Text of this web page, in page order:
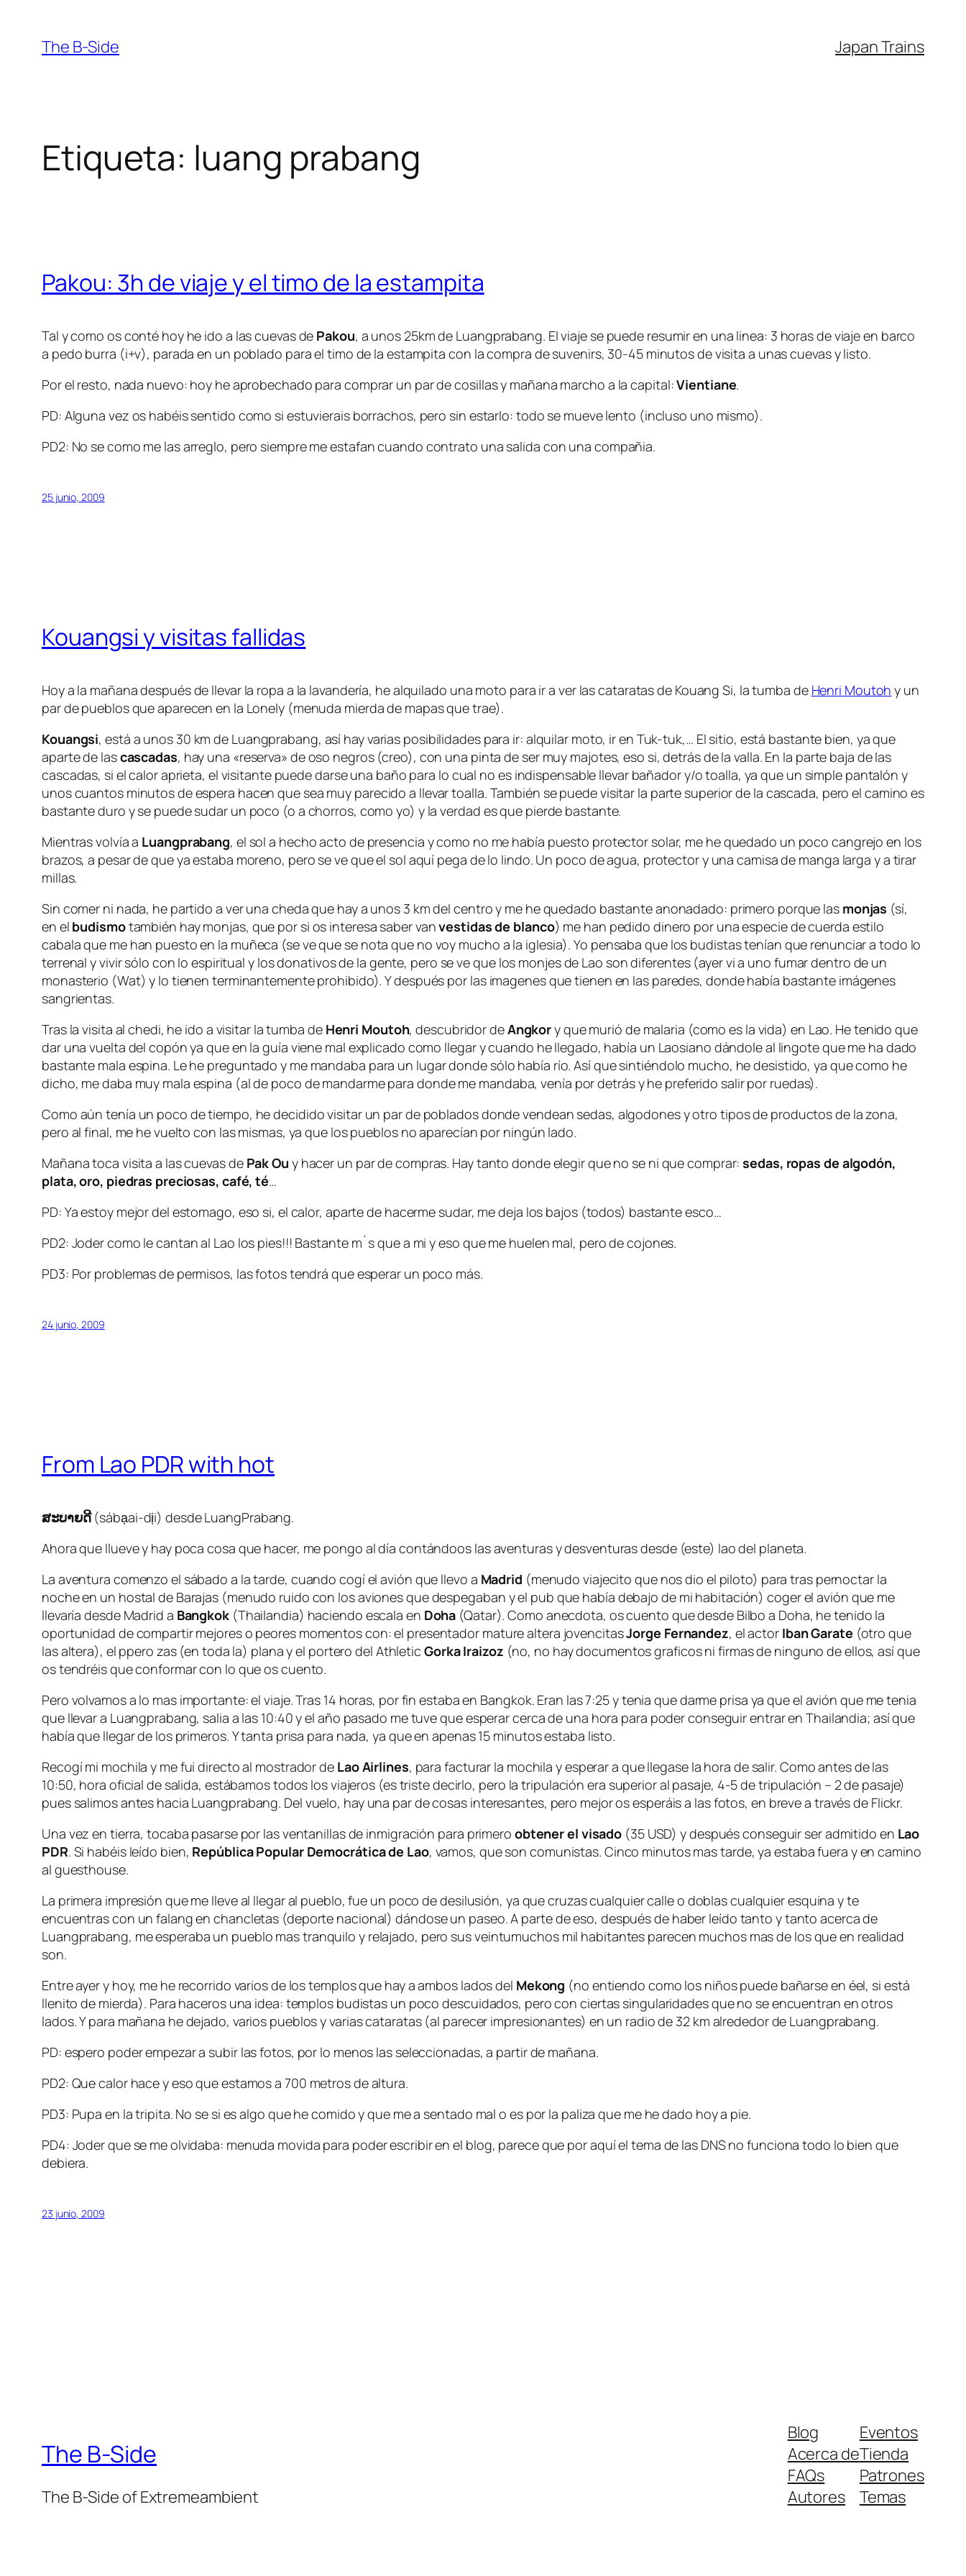
contenido
The B-Side Japan Trains
Etiqueta: luang prabang
Pakou: 3h de viaje y el timo de la estampita
Tal y como os conté hoy he ido a las cuevas de Pakou, a unos 25km de Luangprabang. El viaje se puede resumir en una linea: 3 horas de viaje en barco
a pedo burra (i+v), parada en un poblado para el timo de la estampita con la compra de suvenirs, 30-45 minutos de visita a unas cuevas y listo.
Por el resto, nada nuevo: hoy he aprobechado para comprar un par de cosillas y mañana marcho a la capital:Vientiane.
PD: Alguna vez os habéis sentido como si estuvierais borrachos, pero sin estarlo: todo se mueve lento (incluso uno mismo).
PD2: No se como me las arreglo, pero siempre me estafan cuando contrato una salida con una compañia.
25 junio, 2009
Kouangsi y visitas fallidas
Hoy a la mañana después de llevar la ropa a la lavandería, he alquilado una moto para ir a ver las cataratas de Kouang Si, la tumba de Henri Moutoh y un
par de pueblos que aparecen en la Lonely (menuda mierda de mapas que trae).
Kouangsi, está a unos 30 km de Luangprabang, así hay varias posibilidades para ir: alquilar moto, ir en Tuk-tuk,… El sitio, está bastante bien, ya que
aparte de lascascadas, hay una «reserva» de oso negros (creo), con una pinta de ser muy majotes, eso si, detrás de la valla. En la parte baja de las
cascadas, si el calor aprieta, el visitante puede darse una baño para lo cual no es indispensable llevar bañador y/o toalla, ya que un simple pantalón y
unos cuantos minutos de espera hacen que sea muy parecido a llevar toalla. También se puede visitar la parte superior de la cascada, pero el camino es
bastante duro y se puede sudar un poco (o a chorros, como yo) y la verdad es que pierde bastante.
Mientras volvía a Luangprabang, el sol a hecho acto de presencia y como no me había puesto protector solar, me he quedado un poco cangrejo en los
brazos, a pesar de que ya estaba moreno, pero se ve que el sol aquí pega de lo lindo. Un poco de agua, protector y una camisa de manga larga y a tirar
millas.
Sin comer ni nada, he partido a ver una cheda que hay a unos 3 km del centro y me he quedado bastante anonadado: primero porque las monjas (sí,
en el budismotambién hay monjas, que por si os interesa saber vanvestidas de blanco) me han pedido dinero por una especie de cuerda estilo
cabala que me han puesto en la muñeca (se ve que se nota que no voy mucho a la iglesia). Yo pensaba que los budistas tenían que renunciar a todo lo
terrenal y vivir sólo con lo espiritual y los donativos de la gente, pero se ve que los monjes de Lao son diferentes (ayer vi a uno fumar dentro de un
monasterio (Wat) y lo tienen terminantemente prohibido). Y después por las imagenes que tienen en las paredes, donde había bastante imágenes
sangrientas.
Tras la visita al chedi, he ido a visitar la tumba de Henri Moutoh, descubridor deAngkory que murió de malaria (como es la vida) en Lao. He tenido que
dar una vuelta del copón ya que en la guía viene mal explicado como llegar y cuando he llegado, había un Laosiano dándole al lingote que me ha dado
bastante mala espina. Le he preguntado y me mandaba para un lugar donde sólo había río. Así que sintiéndolo mucho, he desistido, ya que como he
dicho, me daba muy mala espina (al de poco de mandarme para donde me mandaba, venía por detrás y he preferido salir por ruedas).
Como aún tenía un poco de tiempo, he decidido visitar un par de poblados donde vendean sedas, algodones y otro tipos de productos de la zona,
pero al final, me he vuelto con las mismas, ya que los pueblos no aparecían por ningún lado.
Mañana toca visita a las cuevas de Pak Ou y hacer un par de compras. Hay tanto donde elegir que no se ni que comprar:sedas, ropas de algodón,
plata, oro, piedras preciosas, café, té…
PD: Ya estoy mejor del estomago, eso si, el calor, aparte de hacerme sudar, me deja los bajos (todos) bastante esco…
PD2: Joder como le cantan al Lao los pies!!! Bastante m´s que a mi y eso que me huelen mal, pero de cojones.
PD3: Por problemas de permisos, las fotos tendrá que esperar un poco más.
24 junio, 2009
From Lao PDR with hot
ສະບາຍດີ(sába̖ai-di̖i) desde LuangPrabang.
Ahora que llueve y hay poca cosa que hacer, me pongo al día contándoos las aventuras y desventuras desde (este) lao del planeta.
La aventura comenzo el sábado a la tarde, cuando cogí el avión que llevo a Madrid (menudo viajecito que nos dio el piloto) para tras pernoctar la
noche en un hostal de Barajas (menudo ruido con los aviones que despegaban y el pub que había debajo de mi habitación) coger el avión que me
llevaría desde Madrid a Bangkok(Thailandia) haciendo escala en Doha (Qatar). Como anecdota, os cuento que desde Bilbo a Doha, he tenido la
oportunidad de compartir mejores o peores momentos con: el presentador mature altera jovencitasJorge Fernandez, el actor Iban Garate (otro que
las altera), el ppero zas (en toda la) plana y el portero del Athletic Gorka Iraizoz (no, no hay documentos graficos ni firmas de ninguno de ellos, así que
os tendréis que conformar con lo que os cuento.
Pero volvamos a lo mas importante: el viaje. Tras 14 horas, por fin estaba en Bangkok. Eran las 7:25 y tenia que darme prisa ya que el avión que me tenia
que llevar a Luangprabang, salia a las 10:40 y el año pasado me tuve que esperar cerca de una hora para poder conseguir entrar en Thailandia; así que
había que llegar de los primeros. Y tanta prisa para nada, ya que en apenas 15 minutos estaba listo.
Recogí mi mochila y me fui directo al mostrador de Lao Airlines, para facturar la mochila y esperar a que llegase la hora de salir. Como antes de las
10:50, hora oficial de salida, estábamos todos los viajeros (es triste decirlo, pero la tripulación era superior al pasaje, 4-5 de tripulación – 2 de pasaje)
pues salimos antes hacia Luangprabang. Del vuelo, hay una par de cosas interesantes, pero mejor os esperáis a las fotos, en breve a través de Flickr.
Una vez en tierra, tocaba pasarse por las ventanillas de inmigración para primero obtener el visado (35 USD) y después conseguir ser admitido en Lao
PDR. Si habéis leído bien, República Popular Democrática de Lao, vamos, que son comunistas. Cinco minutos mas tarde, ya estaba fuera y en camino
al guesthouse.
La primera impresión que me lleve al llegar al pueblo, fue un poco de desilusión, ya que cruzas cualquier calle o doblas cualquier esquina y te
encuentras con un falang en chancletas (deporte nacional) dándose un paseo. A parte de eso, después de haber leído tanto y tanto acerca de
Luangprabang, me esperaba un pueblo mas tranquilo y relajado, pero sus veintumuchos mil habitantes parecen muchos mas de los que en realidad
son.
Entre ayer y hoy, me he recorrido varios de los templos que hay a ambos lados del Mekong (no entiendo como los niños puede bañarse en éel, si está
llenito de mierda). Para haceros una idea: templos budistas un poco descuidados, pero con ciertas singularidades que no se encuentran en otros
lados. Y para mañana he dejado, varios pueblos y varias cataratas (al parecer impresionantes) en un radio de 32 km alrededor de Luangprabang.
PD: espero poder empezar a subir las fotos, por lo menos las seleccionadas, a partir de mañana.
PD2: Que calor hace y eso que estamos a 700 metros de altura.
PD3: Pupa en la tripita. No se si es algo que he comido y que me a sentado mal o es por la paliza que me he dado hoy a pie.
PD4: Joder que se me olvidaba: menuda movida para poder escribir en el blog, parece que por aquí el tema de las DNS no funciona todo lo bien que
debiera.
23 junio, 2009
The B-Side
The B-Side of Extremeambient
Blog
Acerca de
FAQs
Autores
Eventos
Tienda
Patrones
Temas